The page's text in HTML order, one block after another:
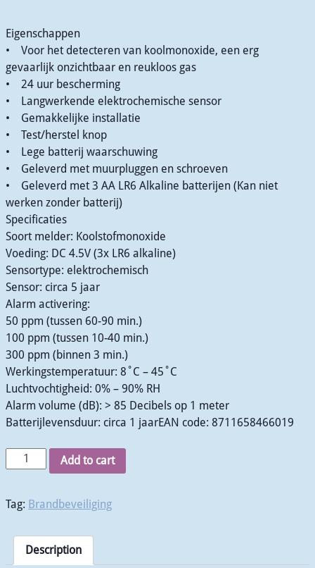
Eigenschappen
• Voor het detecteren van koolmonoxide, een erg
gevaarlijk onzichtbaar en reukloos gas
• 24 uur bescherming
• Langwerkende elektrochemische sensor
• Gemakkelijke installatie
• Test/herstel knop
• Lege batterij waarschuwing
• Geleverd met muurpluggen en schroeven
• Geleverd met 3 AA LR6 Alkaline batterijen (Kan niet
werken zonder batterij)
Specificaties
Soort melder: Koolstofmonoxide
Voeding: DC 4.5V (3x LR6 alkaline)
Sensortype: elektrochemisch
Sensor: circa 5 jaar
Alarm activering:
50 ppm (tussen 60-90 min.)
100 ppm (tussen 10-40 min.)
300 ppm (binnen 3 min.)
Werkingstemperatuur: 8˚C – 45˚C
Luchtvochtigheid: 0% – 90% RH
Alarm volume (dB): > 85 Decibels op 1 meter
Batterijlevensduur: circa 1 jaarEAN code: 8711658466019
Add to cart
Tag: Brandbeveiliging
Description